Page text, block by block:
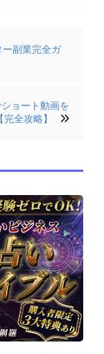
ー副業完全ガ
ョート動画を
全攻略】